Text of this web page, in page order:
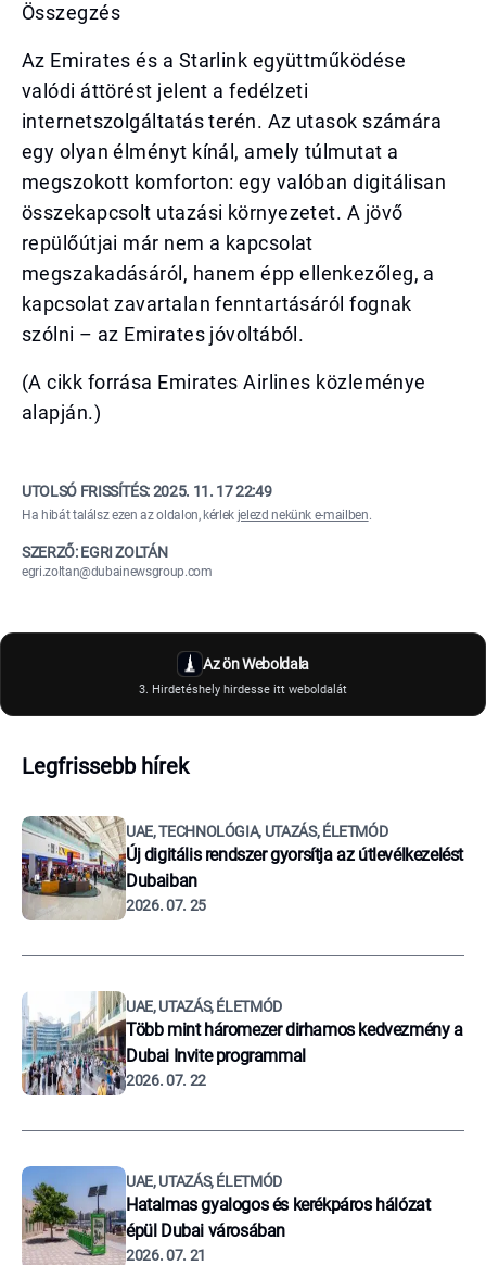
Összegzés
Az Emirates és a Starlink együttműködése
valódi áttörést jelent a fedélzeti
internetszolgáltatás terén. Az utasok számára
egy olyan élményt kínál, amely túlmutat a
megszokott komforton: egy valóban digitálisan
összekapcsolt utazási környezetet. A jövő
repülőútjai már nem a kapcsolat
megszakadásáról, hanem épp ellenkezőleg, a
kapcsolat zavartalan fenntartásáról fognak
szólni – az Emirates jóvoltából.
(A cikk forrása Emirates Airlines közleménye
alapján.)
UTOLSÓ FRISSÍTÉS:2025. 11. 17 22:49
Ha hibát találsz ezen az oldalon, kérlek jelezd nekünk e-mailben.
SZERZŐ: EGRI ZOLTÁN
egri.zoltan@dubainewsgroup.com
Az ön Weboldala
3. Hirdetéshely hirdesse itt weboldalát
Legfrissebb hírek
UAE, TECHNOLÓGIA, UTAZÁS, ÉLETMÓD
Új digitális rendszer gyorsítja az útlevélkezelést
Dubaiban
2026. 07. 25
UAE, UTAZÁS, ÉLETMÓD
Több mint háromezer dirhamos kedvezmény a
Dubai Invite programmal
2026. 07. 22
UAE, UTAZÁS, ÉLETMÓD
Hatalmas gyalogos és kerékpáros hálózat
épül Dubai városában
2026. 07. 21